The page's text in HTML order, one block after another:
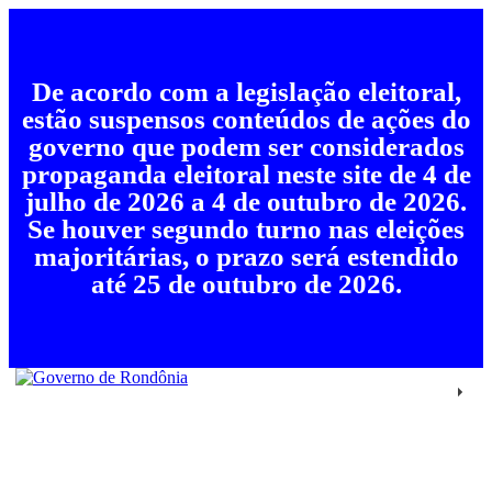
De acordo com a legislação eleitoral,
estão suspensos conteúdos de ações do
governo que podem ser considerados
propaganda eleitoral neste site de 4 de
julho de 2026 a 4 de outubro de 2026.
Se houver segundo turno nas eleições
majoritárias, o prazo será estendido
até 25 de outubro de 2026.